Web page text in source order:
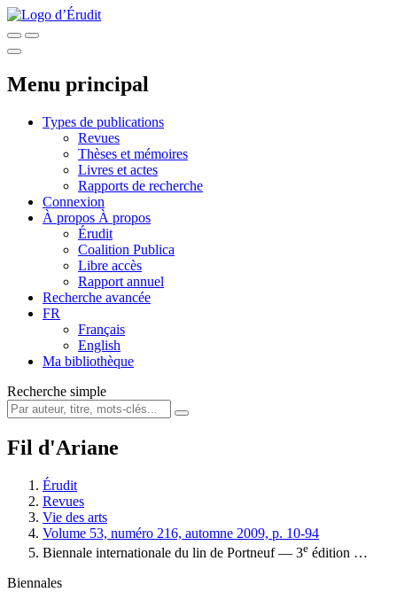
Menu principal
Types de publications
Revues
Thèses et mémoires
Livres et actes
Rapports de recherche
Connexion
À propos À propos
Érudit
Coalition Publica
Libre accès
Rapport annuel
Recherche avancée
FR
Français
English
Ma bibliothèque
Recherche simple
Fil d'Ariane
Érudit
Revues
Vie des arts
Volume 53, numéro 216, automne 2009, p. 10-94
Biennale internationale du lin de Portneuf — 3e édition …
Biennales